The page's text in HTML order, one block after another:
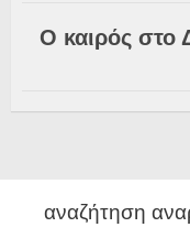
Ο καιρός στο
αναζήτηση